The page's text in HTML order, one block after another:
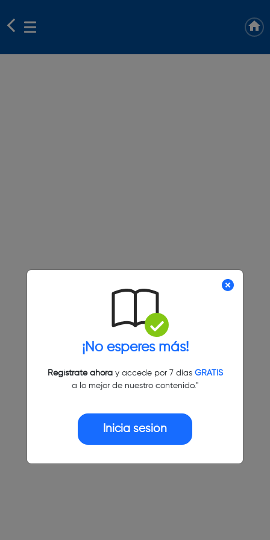
¡No esperes más!
Regístrate ahoray accede por 7 días GRATIS
a lo mejor de nuestro contenido."
Inicia sesión